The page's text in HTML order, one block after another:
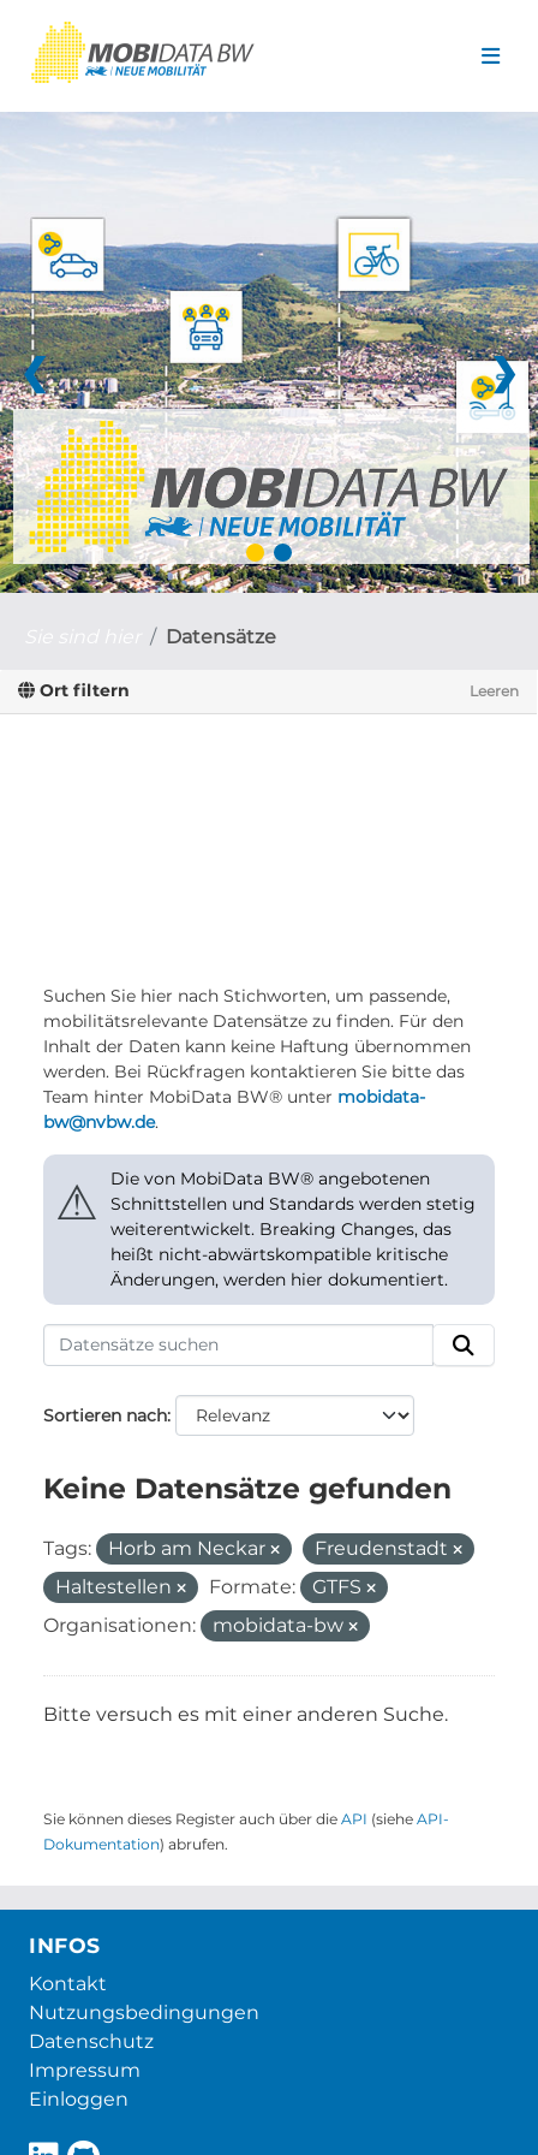
❮ ❯
Datensätze
Ort filtern Leeren
Suchen Sie hier nach Stichworten, um passende,
mobilitätsrelevante Datensätze zu finden. Für den
Inhalt der Daten kann keine Haftung übernommen
werden. Bei Rückfragen kontaktieren Sie bitte das
Team hinter MobiData BW® unter mobidata-
bw@nvbw.de.
⚠
Die von MobiData BW® angebotenen
Schnittstellen und Standards werden stetig
weiterentwickelt. Breaking Changes, das
heißt nicht-abwärtskompatible kritische
Änderungen, werden hier dokumentiert.
Sortieren nach
Keine Datensätze gefunden
Tags: Horb am Neckar
Freudenstadt
Haltestellen
Formate:
GTFS
Organisationen:
mobidata-bw
Bitte versuch es mit einer anderen Suche.
Sie können dieses Register auch über die API (siehe API-
Dokumentation) abrufen.
INFOS
Kontakt
Nutzungsbedingungen
Datenschutz
Impressum
Einloggen